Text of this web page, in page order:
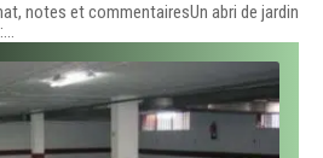
notes et commentairesUn abri de jardin
…